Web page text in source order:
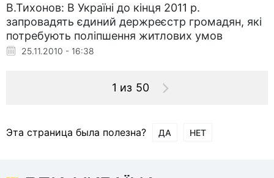
В.Тихонов: В Україні до кінця 2011 р.
запровадять єдиний держреєстр громадян, які
потребують поліпшення житлових умов
25.11.2010 - 16:38
1 из 50
Эта страница была полезна? ДА НЕТ